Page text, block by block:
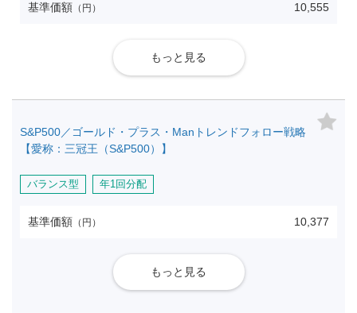
基準価額 （円） 10,555
もっと見る
S&P500／ゴールド・プラス・Manトレンドフォロー戦略
【愛称：三冠王（S&P500）】
バランス型 年1回分配
基準価額 （円） 10,377
もっと見る